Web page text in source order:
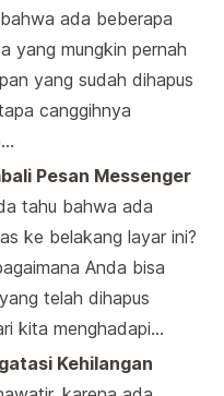
ada beberapa
yang mungkin pernah
yang sudah dihapus
canggihnya
Pesan Messenger
tahu bahwa ada
ke belakang layar ini?
Anda bisa
telah dihapus
kita menghadapi…
Kehilangan